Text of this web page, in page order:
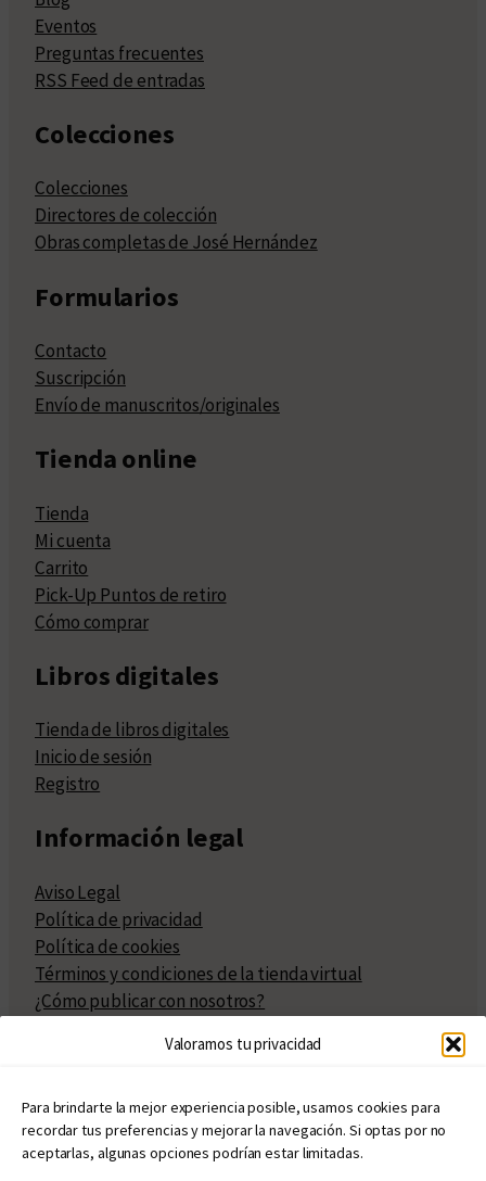
Valoramos tu privacidad
Para brindarte la mejor experiencia posible, usamos cookies para
recordar tus preferencias y mejorar la navegación. Si optas por no
aceptarlas, algunas opciones podrían estar limitadas.
Eventos
Preguntas frecuentes
RSS Feed de entradas
Colecciones
Colecciones
Directores de colección
Obras completas de José Hernández
Formularios
Contacto
Suscripción
Envío de manuscritos/originales
Tienda online
Tienda
Mi cuenta
Carrito
Pick-Up Puntos de retiro
Cómo comprar
Libros digitales
Tienda de libros digitales
Inicio de sesión
Registro
Información legal
Aviso Legal
Política de privacidad
Política de cookies
Términos y condiciones de la tienda virtual
¿Cómo publicar con nosotros?
Políticas de publicación
Políticas de coedición
Atribuciones